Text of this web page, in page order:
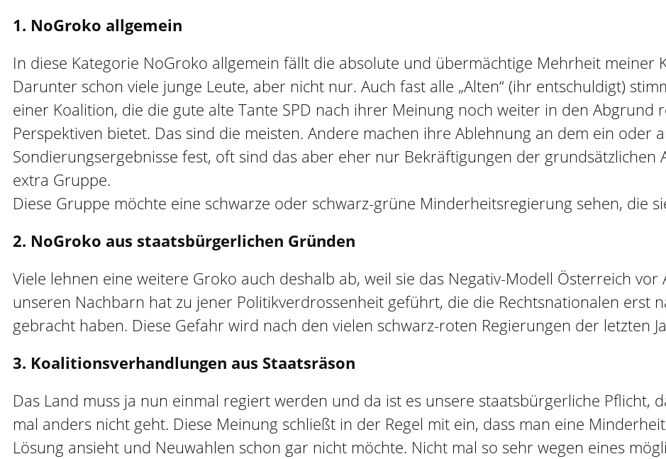
1. NoGroko allgemein
In diese Kategorie NoGroko allgemein fällt die absolute und übermächtige Mehrheit meiner
Darunter schon viele junge Leute, aber nicht nur. Auch fast alle „Alten“ (ihr entschuldigt)
einer Koalition, die die gute alte Tante SPD nach ihrer Meinung noch weiter in den Abgrund
Perspektiven bietet. Das sind die meisten. Andere machen ihre Ablehnung an dem ein oder
Sondierungsergebnisse fest, oft sind das aber eher nur Bekräftigungen der
extra Gruppe.
Diese Gruppe möchte eine schwarze oder schwarz-grüne Minderheitsregierung sehen, die
2. NoGroko aus staatsbürgerlichen Gründen
Viele lehnen eine weitere Groko auch deshalb ab, weil sie das Negativ-Modell Österreich
unseren Nachbarn hat zu jener Politikverdrossenheit geführt, die die Rechtsnationalen erst
gebracht haben. Diese Gefahr wird nach den vielen schwarz-roten Regierungen der letzten
3. Koalitionsverhandlungen aus Staatsräson
Das Land muss ja nun einmal regiert werden und da ist es unsere staatsbürgerliche Pflicht,
mal anders nicht geht. Diese Meinung schließt in der Regel mit ein, dass man eine
Lösung ansieht und Neuwahlen schon gar nicht möchte. Nicht mal so sehr wegen eines